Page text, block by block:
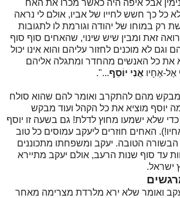
אבל איפה היה כאשר מכרו את האח
כל כך חשש לחייו של אביו, אולם לי נראה
רק במוחו של יהודה וגורמת לו לתגובות
זאת ומבין שיש שינוי, שהאחים סוף סוף
לא מוכנים לחזור עליהם והוא אינו יכול
את כל האנשים מהחדר ומתגלה אליהם
אֶל-אֶחָיו אֲנִי יוֹסֵף...".
מבקש מהם להתקרב ואומר להם שהוא סולח
יוסף מוציא את כל הקהל ועוד מבקש
שלא ישמעו מחוץ לדלת! גם בשעה זו יוסף
האחים חוזרים ליעקב עמוסים כל טוב
הטובה. יעקב ומשפחתו מתכוננים
עד סוף שנות הרעב, אולם יעקב מתיירא
ישראל.
ואומר שלא ירא מלרדת מצרימה מאחר